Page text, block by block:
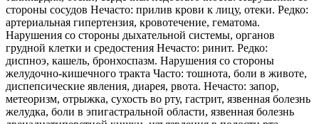
стороны сосудов Нечасто: прилив крови к лицу, отеки. Редко:
артериальная гипертензия, кровотечение, гематома.
Нарушения со стороны дыхательной системы, органов
грудной клетки и средостения Нечасто: ринит. Редко:
диспноэ, кашель, бронхоспазм. Нарушения со стороны
желудочно-кишечного тракта Часто: тошнота, боли в животе,
диспепсические явления, диарея, рвота. Нечасто: запор,
метеоризм, отрыжка, сухость во рту, гастрит, язвенная болезнь
желудка, боли в эпигастральной области, язвенная болезнь